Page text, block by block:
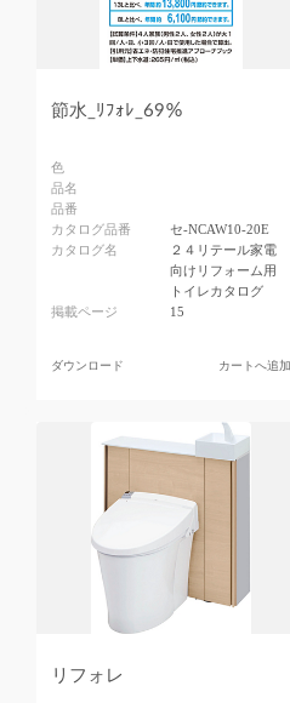
節水_ﾘﾌｫﾚ_69％
色
品名
品番
カタログ品番
セ-NCAW10-20E
カタログ名
２４リテール家電
向けリフォーム用
トイレカタログ
掲載ページ
15
ダウンロード カートへ追加
リフォレ